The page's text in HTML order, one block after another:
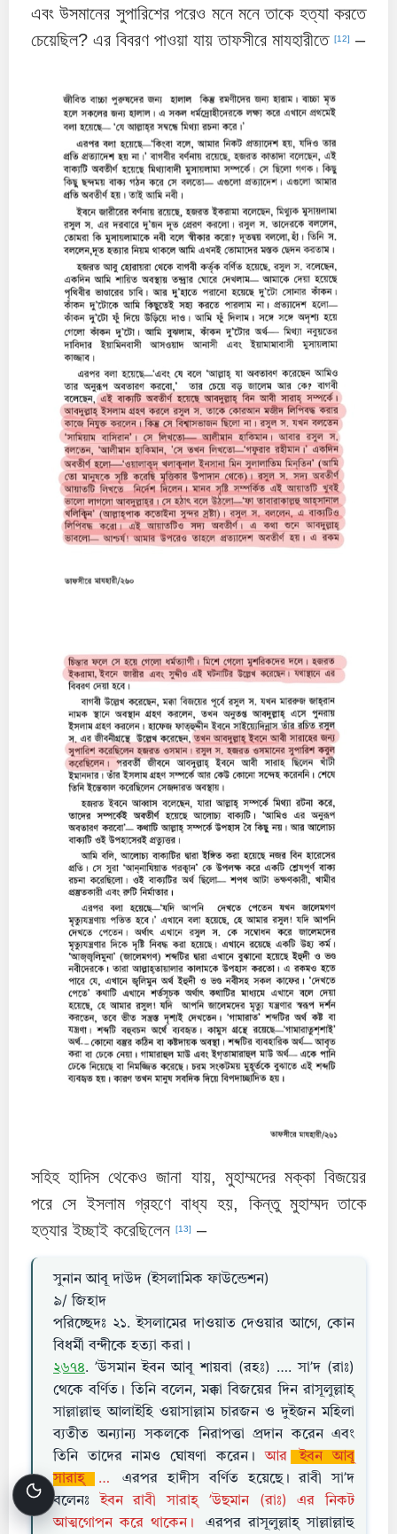
এবং উসমানের সুপারিশের পরেও মনে মনে তাকে হত্যা করতে
চেয়েছিল? এর বিবরণ পাওয়া যায় তাফসীরে মাযহারীতে [12] –
সহিহ হাদিস থেকেও জানা যায়, মুহাম্মদের মক্কা বিজয়ের
পরে সে ইসলাম গ্রহণে বাধ্য হয়, কিন্তু মুহাম্মদ তাকে
হত্যার ইচ্ছাই করেছিলেন [13] –
সুনান আবূ দাউদ (ইসলামিক ফাউন্ডেশন)
৯/ জিহাদ
পরিচ্ছেদঃ ২১. ইসলামের দাওয়াত দেওয়ার আগে, কোন
বিধর্মী বন্দীকে হত্যা করা।
২৬৭৪. ’উসমান ইবন আবূ শায়বা (রহঃ) …. সা’দ (রাঃ)
থেকে বর্ণিত। তিনি বলেন, মক্কা বিজয়ের দিন রাসূলুল্লাহ্
সাল্লাল্লাহু আলাইহি ওয়াসাল্লাম চারজন ও দুইজন মহিলা
ব্যতীত অন্যান্য সকলকে নিরাপত্তা প্রদান করেন এবং
তিনি তাদের নামও ঘোষণা করেন।আর
ইবন আবূ
সারাহ্
…
এরপর হাদীস বর্ণিত হয়েছে। রাবী সা’দ
বলেনঃইবন রাবী সারাহ্ ’উছমান (রাঃ) এর নিকট
আত্মগোপন করে থাকেন।
এরপর রাসূলুল্লাহ্ সাল্লাল্লাহু